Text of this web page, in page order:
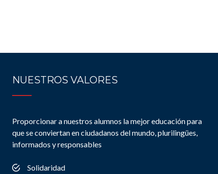
NUESTROS VALORES
Proporcionar a nuestros alumnos la mejor educación para
que se conviertan en ciudadanos del mundo, plurilingües,
informados y responsables
Solidaridad